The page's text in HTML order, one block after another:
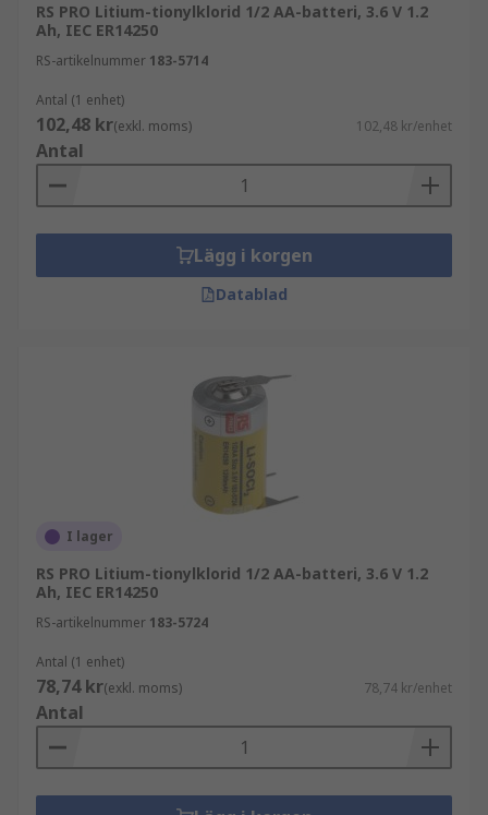
1,5 V till 12 V finns tillgängliga
Systemsäkerhetskopiering
Fordonselektronik
Professionell elektronik
När det gäller att driva dina små elektroniska
enheter är A-batterier det pålitliga valet. Dessa
miniatyrbatterier är utformade för att leverera
till nyckelfria låssystem.
RS PRO Litium-tionylklorid 1/2 AA-batteri, 3.6 V 1.2
Ah, IEC ER14250
RS-artikelnummer 183-5714
Antal (1 enhet)
102,48 kr(exkl. moms) 102,48 kr/enhet
Antal
Lägg i korgen
Datablad
I lager
RS PRO Litium-tionylklorid 1/2 AA-batteri, 3.6 V 1.2
Ah, IEC ER14250
RS-artikelnummer 183-5724
Antal (1 enhet)
78,74 kr(exkl. moms) 78,74 kr/enhet
Antal